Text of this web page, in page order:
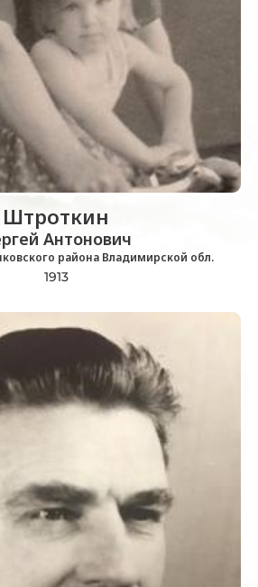
Штроткин
Антонович
района Владимирской обл.
1913